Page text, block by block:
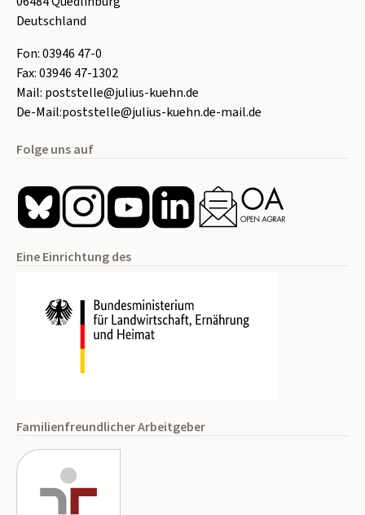
Deutschland
Fon:03946 47-0
Fax:03946 47-1302
Mail: poststelle@julius-kuehn.de
De-Mail:poststelle@julius-kuehn.de-mail.de
Folge uns auf
Eine Einrichtung des
Familienfreundlicher Arbeitgeber